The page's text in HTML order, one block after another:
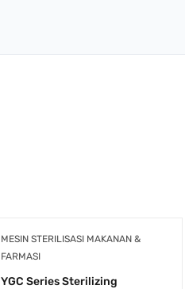
MESIN STERILISASI MAKANAN &
FARMASI
YGC Series Sterilizing